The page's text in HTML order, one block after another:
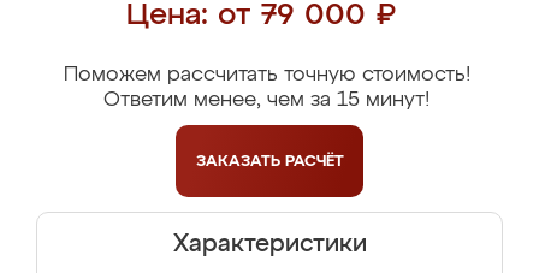
Цена: от 79 000 ₽
Поможем рассчитать точную стоимость!
Ответим менее, чем за 15 минут!
ЗАКАЗАТЬ РАСЧЁТ
Характеристики